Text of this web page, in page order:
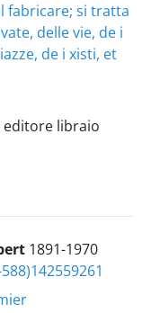
fabricare; si tratta
delle vie, de i
de i xisti, et
editore libraio
1891-1970